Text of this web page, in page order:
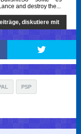
and destroy the...
diskutiere mit
PSP